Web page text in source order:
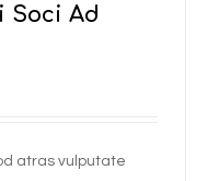
Soci Ad
atras vulputate